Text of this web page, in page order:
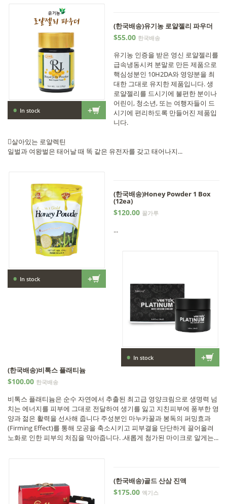
+
• In stock
(한국배송)유기농 로얄젤리 파우더
$55.00 한국배송
유기농 인증을 받은 영신 로얄젤리를
급속냉동시켜 분말로 만든 제품으로
핵심성분인 10H2DA와 영양분을 최
대한 그대로 유지한 제품입니다. 생
로얄젤리를 드시기에 불편한 분이나
어린이, 청소년, 또는 여행자들이 드
시기에 편리하도록 만들어진 제품입
니다.
살아있는 로얄렉틴
일벌과 여왕벌은 태어날 때 똑 같은 유전자를 갖고 태어나지...
+
• In stock
(한국배송)Honey Powder 1 Box
(12ea)
$120.00 꿀가루
...
+
• In stock
(한국배송)비톡스 플래티늄
$100.00 한국배송
비톡스 플래티늄은 순수 자연에서 추출된 최고급 영양크림으로 생명력 넘
치는 에너지를 피부에 그대로 전달하여 생기를 잃고 지친피부에 풍부한 영
양과 젊은 활력을 선사해 줍니다 주성분인 마누카꿀과 봉독의 퍼밍효과
(Firming Effect)를 통해 모공을 축소시키고 피부결을 단단하게 끌어올려
노화로 인한 피부의 처짐을 막아줍니다. .새롭게 첨가된 마이크로 알게는...
(한국배송)골드 산삼 진액
$175.00 엑기스